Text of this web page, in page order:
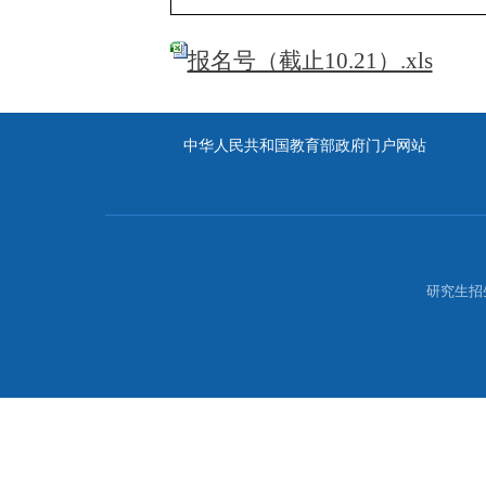
报名号（截止10.21）.xls
中华人民共和国教育部政府门户网站
研究生招